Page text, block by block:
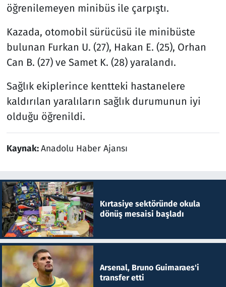
öğrenilemeyen minibüs ile çarpıştı.
Kazada, otomobil sürücüsü ile minibüste
bulunan Furkan U. (27), Hakan E. (25), Orhan
Can B. (27) ve Samet K. (28) yaralandı.
Sağlık ekiplerince kentteki hastanelere
kaldırılan yaralıların sağlık durumunun iyi
olduğu öğrenildi.
Kaynak:Anadolu Haber Ajansı
Kırtasiye sektöründe okula
dönüş mesaisi başladı
Arsenal, Bruno Guimaraes'i
transfer etti
Televizyon